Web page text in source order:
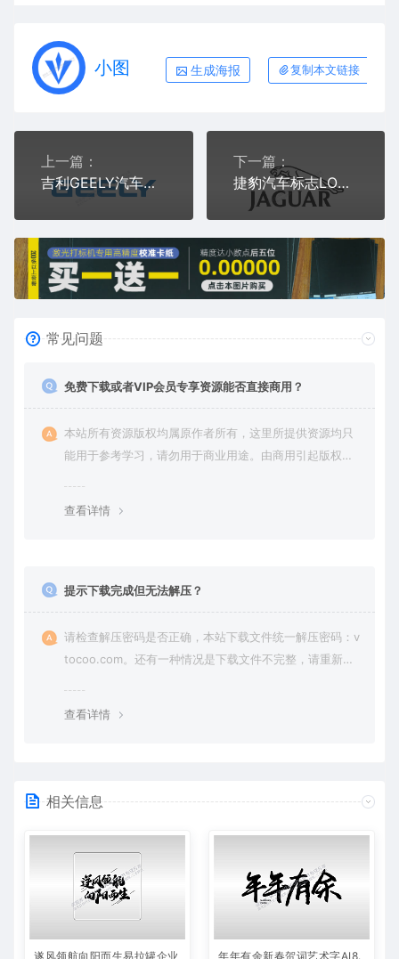
小图 生成海报 复制本文链接
上一篇：
吉利GEELY汽车品牌标志LOGO矢量图通用AI档激光打标图档文件
下一篇：
捷豹汽车标志LOGO矢量图通用AI档激光打标图档文件
常见问题
免费下载或者VIP会员专享资源能否直接商用？
本站所有资源版权均属原作者所有，这里所提供资源均只
能用于参考学习，请勿用于商业用途。由商用引起版权纠
查看详情
提示下载完成但无法解压？
请检查解压密码是否正确，本站下载文件统一解压密码：v
tocoo.com。还有一种情况是下载文件不完整，请重新下
查看详情
相关信息
遂风领航向阳而生易拉罐企业
年年有余新春贺词艺术字AI8.